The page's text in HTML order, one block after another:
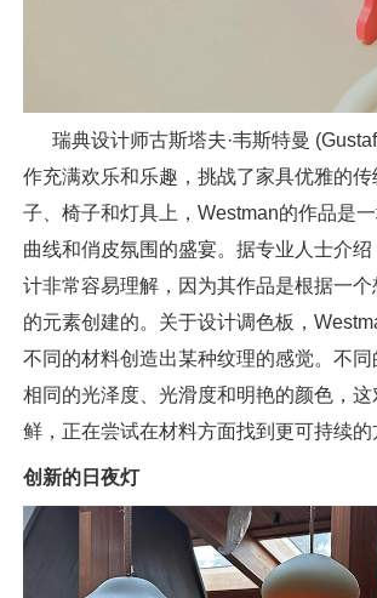
瑞典设计师古斯塔夫·韦斯特曼 (Gustaf
作充满欢乐和乐趣，挑战了家具优雅的
子、椅子和灯具上，Westman的作品是一
曲线和俏皮氛围的盛宴。据专业人士介
计非常容易理解，因为其作品是根据一
的元素创建的。关于设计调色板，
不同的材料创造出某种纹理的感觉。不
相同的光泽度、光滑度和明艳的颜色，
鲜，正在尝试在材料方面找到更可持续的
创新的日夜灯